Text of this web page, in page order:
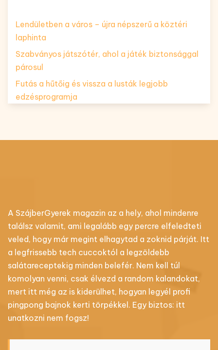
Lendületben a város – újra népszerű a köztéri
laphinta
Szabványos játszótér, ahol a játék biztonsággal
párosul
Futás a hűtőig és vissza a lusták legjobb
edzésprogramja
A SzájberGyerek magazin az a hely, ahol mindenre
találsz valamit, ami legalább egy percre elfeledteti
veled, hogy már megint elhagytad a zoknid párját. Itt
a legfrissebb tech cuccoktól a legzöldebb
salátareceptekig minden belefér. Nem kell túl
komolyan venni, csak élvezd a random kalandokat,
mert itt még az is kiderülhet, hogyan legyél profi
pingpong bajnok kerti törpékkel. Egy biztos: itt
unatkozni nem fogsz!